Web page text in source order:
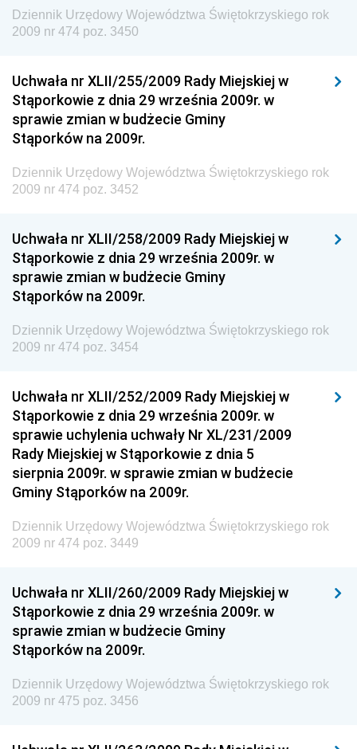
Dziennik Urzędowy Ministra Środowiska i Głównego
Inspektora Ochrony Środowiska
Dziennik Urzędowy Ministerstwa Kultury, Dziedzictwa
Narodowego i Sportu
Dziennik Urzędowy Ministra Finansów, Funduszy i
Dziennik Urzędowy Ministra Rozwoju, Pracy i
Dziennik Urzędowy Ministra Kultury, Dziedzictwa
Narodowego i Sportu
Dziennik Urzędowy Ministra Rodziny i Polityki
Społecznej
Dziennik Urzędowy Komendy Głównej Straży
Granicznej
Drogowego
Dziennik Urzędowy Narodowego Banku Polskiego
Dziennik Urzędowy Komendy Głównej Policji
Dziennik Urzędowy Ministra Pracy i Polityki
Społecznej
Dziennik Urzędowy Ministra Transportu, Budownictwa
i Gospodarki Morskiej
Dziennik Urzędowy Ministra Spraw Zagranicznych
Dziennik Urzędowy Centralnego Biura
Antykorupcyjnego
Wewnętrznego
Dziennik Urzędowy Urzędu Patentowego
Dziennik Urzędowy Województwa Świętokrzyskiego rok
2009 nr 474 poz. 3450
Uchwała nr XLII/255/2009 Rady Miejskiej w
Stąporkowie z dnia 29 września 2009r. w
sprawie zmian w budżecie Gminy
Stąporków na 2009r.
Dziennik Urzędowy Województwa Świętokrzyskiego rok
2009 nr 474 poz. 3452
Uchwała nr XLII/258/2009 Rady Miejskiej w
Stąporkowie z dnia 29 września 2009r. w
sprawie zmian w budżecie Gminy
Stąporków na 2009r.
Dziennik Urzędowy Województwa Świętokrzyskiego rok
2009 nr 474 poz. 3454
Uchwała nr XLII/252/2009 Rady Miejskiej w
Stąporkowie z dnia 29 września 2009r. w
sprawie uchylenia uchwały Nr XL/231/2009
Rady Miejskiej w Stąporkowie z dnia 5
sierpnia 2009r. w sprawie zmian w budżecie
Gminy Stąporków na 2009r.
Dziennik Urzędowy Województwa Świętokrzyskiego rok
2009 nr 474 poz. 3449
Uchwała nr XLII/260/2009 Rady Miejskiej w
Stąporkowie z dnia 29 września 2009r. w
sprawie zmian w budżecie Gminy
Stąporków na 2009r.
Dziennik Urzędowy Województwa Świętokrzyskiego rok
2009 nr 475 poz. 3456